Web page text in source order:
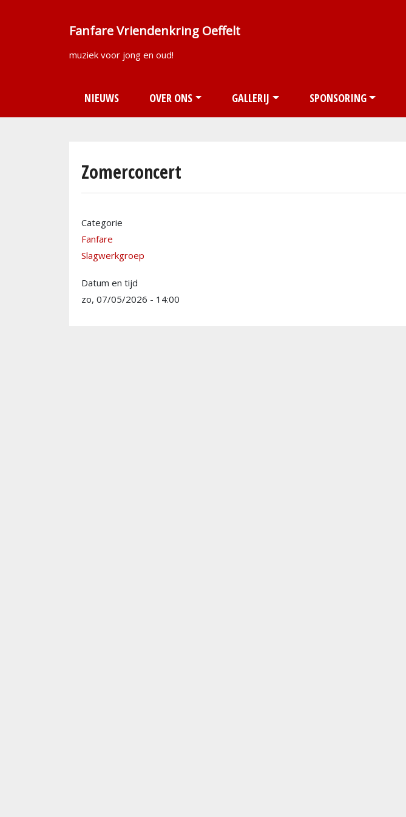
Fanfare Vriendenkring Oeffelt
muziek voor jong en oud!
NIEUWS OVER ONS GALLERIJ SPONSORING
Zomerconcert
Categorie
Fanfare
Slagwerkgroep
Datum en tijd
zo, 07/05/2026 - 14:00